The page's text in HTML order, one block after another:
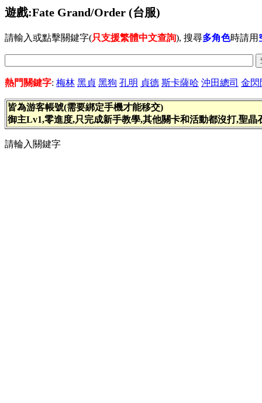
遊戲:Fate Grand/Order (台服)
請輸入或點擊關鍵字(只支援繁體中文查詢), 搜尋多角色時請用
熱門關鍵字: 梅林 黑貞 黑狗 孔明 貞德 斯卡薩哈 沖田總司 金閃
皆為游客帳號(需要綁定手機才能移交)
御主Lv1,零進度,只完成新手教學,其他關卡和活動都沒打,聖晶
請輪入關鍵字